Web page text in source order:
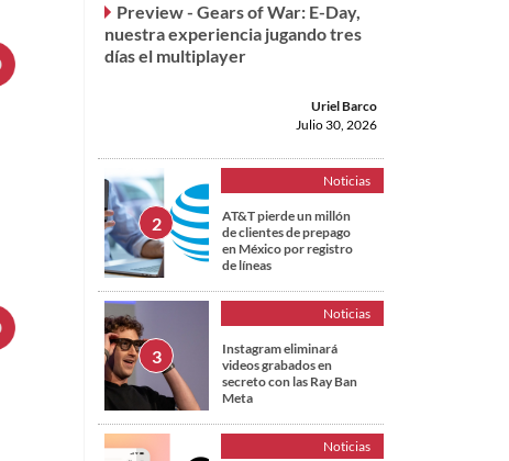
Preview - Gears of War: E-Day,
nuestra experiencia jugando tres
días el multiplayer
Uriel Barco
Julio 30, 2026
Noticias
AT&T pierde un millón
de clientes de prepago
en México por registro
de líneas
Noticias
Instagram eliminará
videos grabados en
secreto con las Ray Ban
Meta
Noticias